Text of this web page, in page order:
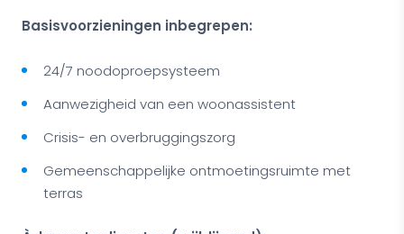
Basisvoorzieningen inbegrepen:
24/7 noodoproepsysteem
Aanwezigheid van een woonassistent
Crisis- en overbruggingszorg
Gemeenschappelijke ontmoetingsruimte met
terras